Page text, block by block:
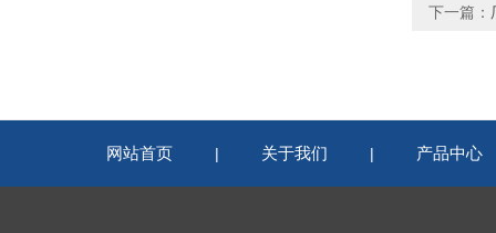
下一篇：
网站首页 | 关于我们 | 产品中心